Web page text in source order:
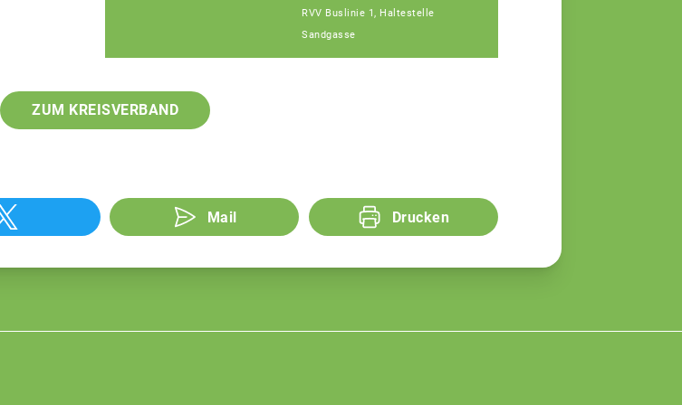
RVV Buslinie 1, Haltestelle
Sandgasse
ZUM KREISVERBAND
Mail Drucken